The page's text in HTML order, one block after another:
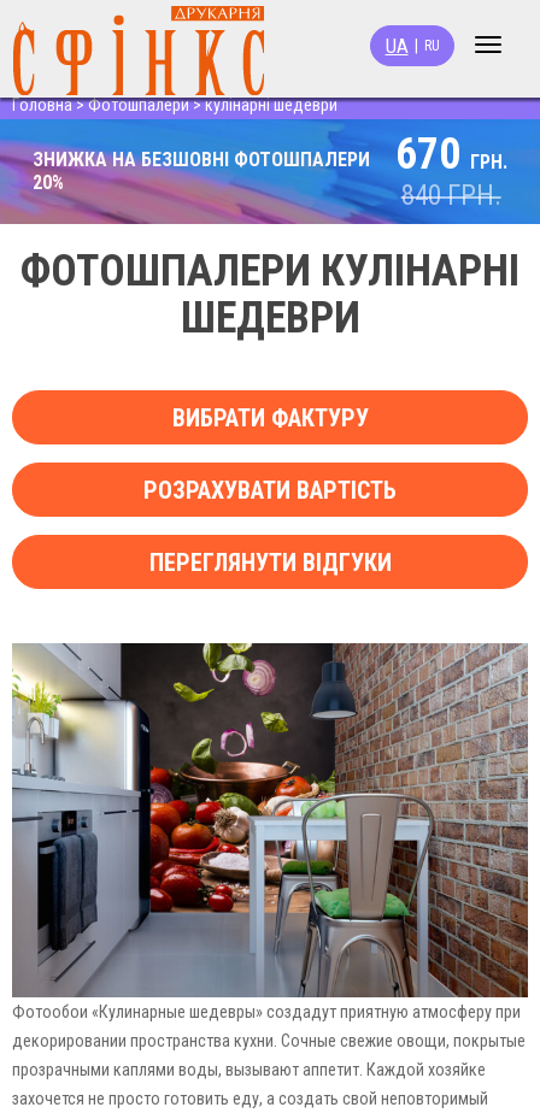
Toggle
UA RU
Головна>Фотошпалери>кулінарні шедеври
ЗНИЖКА НА БЕЗШОВНІ ФОТОШПАЛЕРИ
20%
670 ГРН.
840ГРН.
ФОТОШПАЛЕРИ КУЛІНАРНІ
ШЕДЕВРИ
ВИБРАТИ ФАКТУРУ
РОЗРАХУВАТИ ВАРТІСТЬ
ПЕРЕГЛЯНУТИ ВІДГУКИ
Фотообои «Кулинарные шедевры» создадут приятную атмосферу при
декорировании пространства кухни. Сочные свежие овощи, покрытые
прозрачными каплями воды, вызывают аппетит. Каждой хозяйке
захочется не просто готовить еду, а создать свой неповторимый